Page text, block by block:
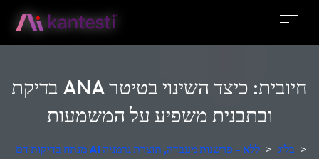
בדיקת ANA חיובית: כיצד השינוי בטיטר
ובתבנית משפיע על המשמעות
מנתח בדיקות דם AI ללא - פרשנות מעבדה, תוצרת גרמניה > בלוג >